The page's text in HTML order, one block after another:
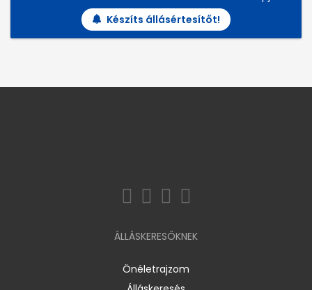
Készíts állásértesítőt!
ÁLLÁSKERESŐKNEK
Önéletrajzom